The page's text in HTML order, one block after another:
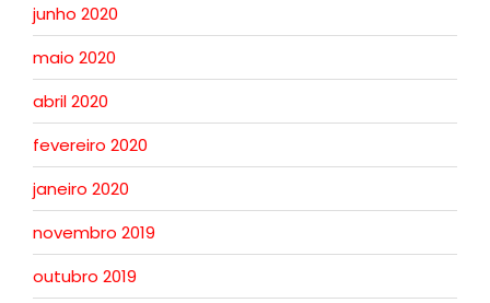
junho 2020
maio 2020
abril 2020
fevereiro 2020
janeiro 2020
novembro 2019
outubro 2019